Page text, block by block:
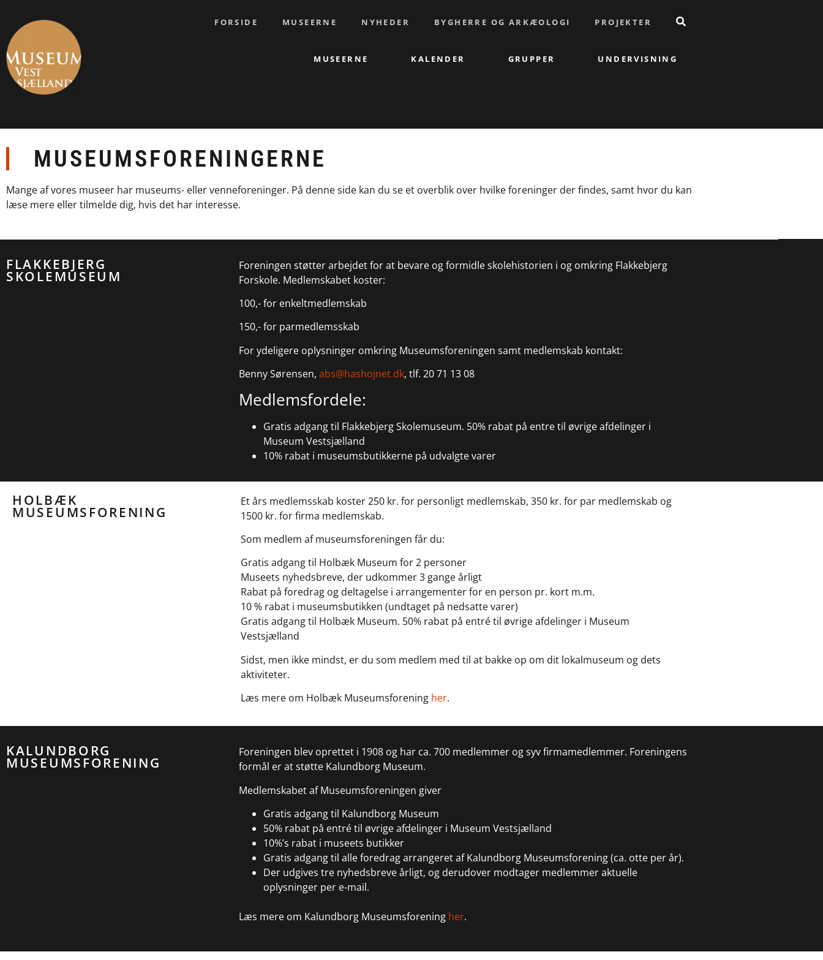
FORSIDE MUSEERNE NYHEDER BYGHERRE OG ARKÆOLOGI PROJEKTER
MUSEERNE KALENDER GRUPPER UNDERVISNING
MUSEUMSFORENINGERNE
Mange af vores museer har museums- eller venneforeninger. På denne side kan du se et overblik over hvilke foreninger der findes, samt hvor du kan
læse mere eller tilmelde dig, hvis det har interesse.
FLAKKEBJERG
SKOLEMUSEUM
Foreningen støtter arbejdet for at bevare og formidle skolehistorien i og omkring Flakkebjerg
Forskole. Medlemskabet koster:
100,- for enkeltmedlemskab
150,- for parmedlemsskab
For ydeligere oplysninger omkring Museumsforeningen samt medlemskab kontakt:
Benny Sørensen, abs@hashojnet.dk, tlf. 20 71 13 08
Medlemsfordele:
Gratis adgang til Flakkebjerg Skolemuseum. 50% rabat på entre til øvrige afdelinger i
Museum Vestsjælland
10% rabat i museumsbutikkerne på udvalgte varer
HOLBÆK
MUSEUMSFORENING
Et års medlemsskab koster 250 kr. for personligt medlemskab, 350 kr. for par medlemskab og
1500 kr. for firma medlemskab.
Som medlem af museumsforeningen får du:
Gratis adgang til Holbæk Museum for 2 personer
Museets nyhedsbreve, der udkommer 3 gange årligt
Rabat på foredrag og deltagelse i arrangementer for en person pr. kort m.m.
10 % rabat i museumsbutikken (undtaget på nedsatte varer)
Gratis adgang til Holbæk Museum. 50% rabat på entré til øvrige afdelinger i Museum
Vestsjælland
Sidst, men ikke mindst, er du som medlem med til at bakke op om dit lokalmuseum og dets
aktiviteter.
Læs mere om Holbæk Museumsforening her.
KALUNDBORG
MUSEUMSFORENING
Foreningen blev oprettet i 1908 og har ca. 700 medlemmer og syv firmamedlemmer. Foreningens
formål er at støtte Kalundborg Museum.
Medlemskabet af Museumsforeningen giver
Gratis adgang til Kalundborg Museum
50% rabat på entré til øvrige afdelinger i Museum Vestsjælland
10%’s rabat i museets butikker
Gratis adgang til alle foredrag arrangeret af Kalundborg Museumsforening (ca. otte per år).
Der udgives tre nyhedsbreve årligt, og derudover modtager medlemmer aktuelle
oplysninger per e-mail.
Læs mere om Kalundborg Museumsforening her.